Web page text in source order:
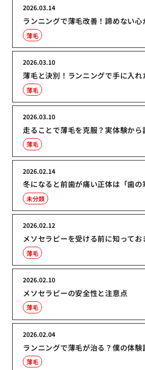
ランニングで薄毛改善！諦めない心
2026.03.14
薄毛
薄毛と決別！ランニングで手に入れ
2026.03.10
薄毛
走ることで薄毛を克服？実体験から
2026.03.10
薄毛
冬になると前歯が痛い正体は「歯の
2026.02.14
未分類
メソセラピーを受ける前に知ってお
2026.02.12
薄毛
メソセラピーの安全性と注意点
2026.02.10
薄毛
ランニングで薄毛が治る？僕の体験
2026.02.04
薄毛